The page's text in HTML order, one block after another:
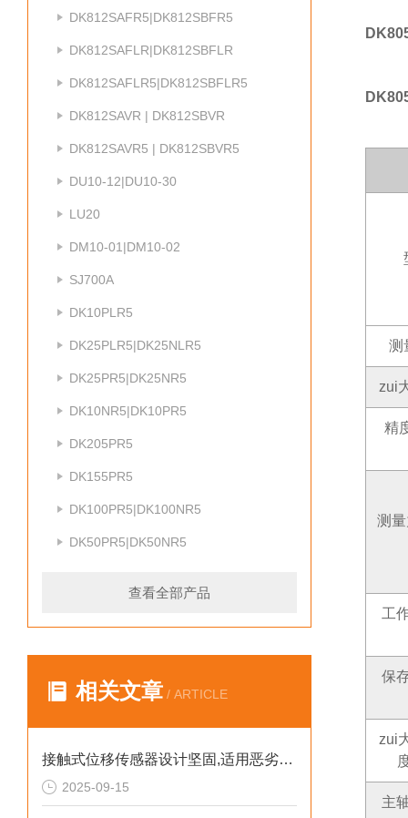
DK812SAFR5|DK812SBFR5
DK812SAFLR|DK812SBFLR
DK812SAFLR5|DK812SBFLR5
DK812SAVR | DK812SBVR
DK812SAVR5 | DK812SBVR5
DU10-12|DU10-30
LU20
DM10-01|DM10-02
SJ700A
DK10PLR5
DK25PLR5|DK25NLR5
DK25PR5|DK25NR5
DK10NR5|DK10PR5
DK205PR5
DK155PR5
DK100PR5|DK100NR5
DK50PR5|DK50NR5
查看全部产品
相关文章 / ARTICLE
接触式位移传感器设计坚固,适用恶劣环境
2025-09-15
测
zui
精
测
工
保
zui
主